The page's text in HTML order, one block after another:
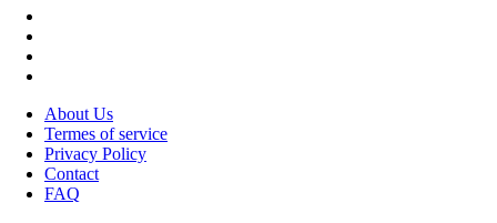
About Us
Termes of service
Privacy Policy
Contact
FAQ